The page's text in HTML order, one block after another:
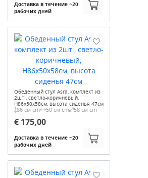
Доставка в течение ~20
рабочих дней
Обеденный стул Asra, комплект из
2шт., светло-коричневый,
H86x50x58см, высота сиденья 47см
86 см cm 50 см cm 58 см cm
€ 175,00
Доставка в течение ~20
рабочих дней